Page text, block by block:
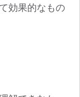
効果的なもの